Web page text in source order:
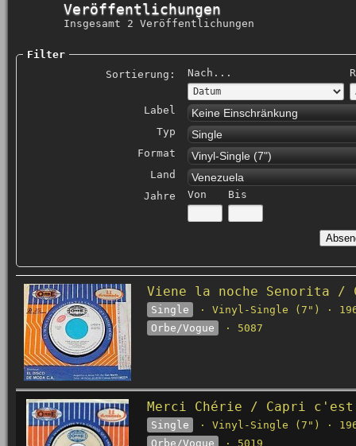
Veröffentlichungen
Insgesamt 2 Veröffentlichungen
Filter
Sortierung:
Nach...
Label Keine Einschränkung
Typ Single
Format Vinyl-Single (7")
Land Venezuela
Jahre Von Bis
Viene la noche Senorita /
Single
· Vinyl-Single (7") ·
Orbe/Vogue
· 5087
Merci Chérie / Capri
Single
· Vinyl-Single (7") ·
Orbe/Vogue
· 5019